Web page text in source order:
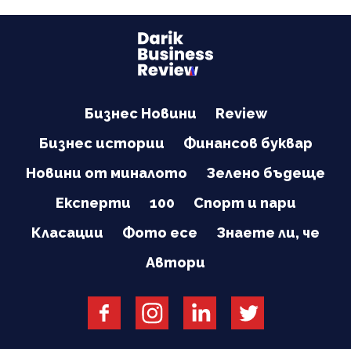
Бизнес Новини
Review
Бизнес истории
Финансов буквар
Новини от миналото
Зелено бъдеще
Експерти
100
Спорт и пари
Класации
Фото есе
Знаете ли, че
Автори